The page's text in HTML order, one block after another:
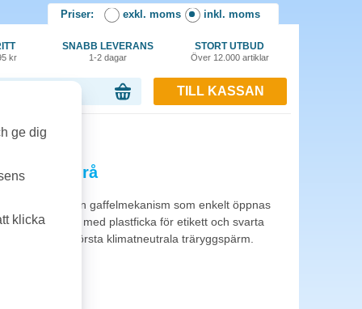
Priser: exkl. moms inkl. moms
kr
SNABB LEVERANS
1-2 dagar
STORT UTBUD
Över 12.000 artiklar
TILL KASSAN
A4 grå
och med en gaffelmekanism som enkelt öppnas
trärygg med plastficka för etikett och svarta
Världens första klimatneutrala träryggspärm.
ge dig
klicka